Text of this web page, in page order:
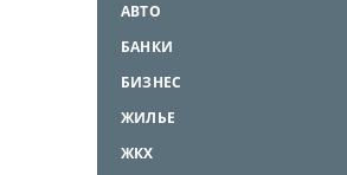
АВТО
БАНКИ
БИЗНЕС
ЖИЛЬЕ
ЖКХ